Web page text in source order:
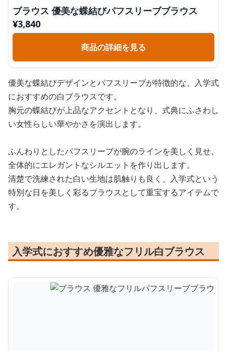
ブラウス 優美な蝶結びパフスリーブブラウス
¥3,840
商品の詳細を見る
優美な蝶結びデザインとパフスリーブが特徴的な、入学式
におすすめの白ブラウスです。
胸元の蝶結びが上品なアクセントとなり、式典にふさわし
い女性らしい華やかさを演出します。
ふんわりとしたパフスリーブが腕のラインを美しく見せ、
全体的にエレガントなシルエットを作り出します。
清楚で洗練された白い生地は肌触りも良く、入学式という
特別な日を美しく彩るブラウスとして重宝するアイテムで
す。
入学式におすすめ優雅なフリル白ブラウス